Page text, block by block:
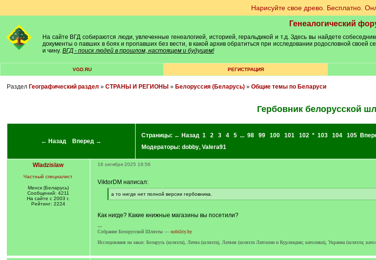
Нарисуйте свое древо. Бесплатно.
Генеалогический
На сайте ВГД собираются люди, увлеченные генеалогией, историей, геральдикой и т.д. Здесь вы найдете
документы о павших в боях и пропавших без вести, в какой архив обратиться при исследовании родословной
и чину. ВГД - поиск людей в прошлом, настоящем и будущем!
VGD.RU РЕГИСТРАЦИЯ
Раздел Географический раздел » СТРАНЫ И РЕГИОНЫ » Белоруссия (Беларусь)» Общие темы по Беларуси
Гербовник белорусской
← Назад Вперед →
Страницы: ← Назад 1 2 3 4 5 ... 98 99 100 101 102 * 103 104 105
Модераторы: dobby, Valera91
Wladzislaw
Частный специалист
Менск (Беларусь)
Сообщений: 4211
На сайте с 2003 г.
Рейтинг: 2224
16 октября 2025 19:56
ViktorDM написал:
[
q
а то нигде нет полной версии гербовника.
[
]
Как нигде? Какие книжные магазины вы посетили?
---
Собрание Белорусской Шляхты — nobility.by
Исследования на заказ: Беларусь (шляхта), Литва (шляхта), Латвия (шляхта Латгалии и Курляндии; католики), Украина (шляхта;